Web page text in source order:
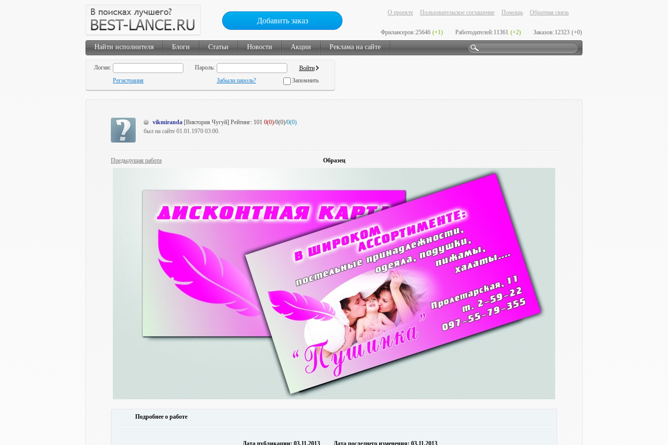
Добавить заказ
О проекте Пользовательское соглашение Помощь Обратная связь
Фрилансеров:25646 (+1) Работодателей:11361 (+2) Заказов:12323 (+0)
Найти исполнителя Блоги Статьи Новости Акции Реклама на сайте
Логин:
Пароль:
Регистрация
Забыли пароль? Запомнить
vikmiranda [Виктория Чугуй] Рейтинг: 101 0(0)/0(0)/0(0)
был на сайте 01.01.1970 03:00.
Предыдущая работа Образец
Подробнее о работе
Дата публикации: 03.11.2013 Дата последнего изменения: 03.11.2013